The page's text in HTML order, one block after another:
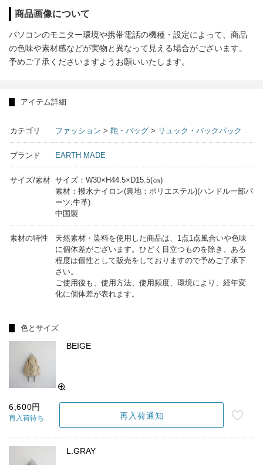
商品画像について
パソコンのモニター環境や携帯電話の機種・設定によって、商品
の色味や素材感などが実物と異なって見える場合がございます。
予めご了承くださいますようお願いいたします。
アイテム詳細
カテゴリ ファッション > 鞄・バッグ > リュック・バックパック
ブランド EARTH MADE
サイズ/素材 サイズ：W30×H44.5×D15.5(㎝)
素材：撥水ナイロン(裏地：ポリエステル)(ハンドル一部パ
ーツ:牛革)
中国製
素材の特性
天然素材・染料を使用した商品は、1点1点風合いや色味
に個体差がございます。ひどく目立つものを除き、ある
程度は個性として販売をしておりますので予めご了承下
さい。
ご使用後も、使用方法、使用頻度、環境により、経年変
化に個体差が表れます。
色とサイズ
BEIGE
6,600円
再入荷待ち 再入荷通知
L.GRAY